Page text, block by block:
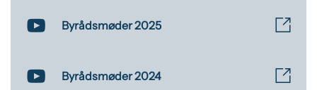
Byrådsmøder 2025
Byrådsmøder 2024